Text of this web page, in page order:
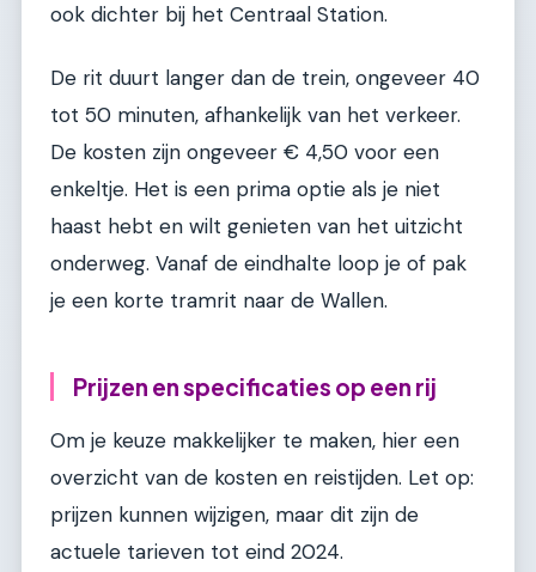
ook dichter bij het Centraal Station.
De rit duurt langer dan de trein, ongeveer 40
tot 50 minuten, afhankelijk van het verkeer.
De kosten zijn ongeveer € 4,50 voor een
enkeltje. Het is een prima optie als je niet
haast hebt en wilt genieten van het uitzicht
onderweg. Vanaf de eindhalte loop je of pak
je een korte tramrit naar de Wallen.
Prijzen en specificaties op een rij
Om je keuze makkelijker te maken, hier een
overzicht van de kosten en reistijden. Let op:
prijzen kunnen wijzigen, maar dit zijn de
actuele tarieven tot eind 2024.